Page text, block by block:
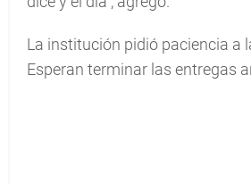
La institución pidió paciencia a
Esperan terminar las entregas